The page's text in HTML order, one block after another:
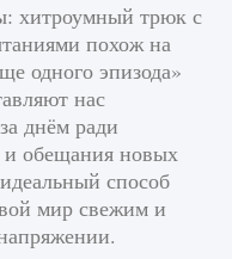
Delta
0 0
хитроумный трюк с
похож на
одного эпизода»
нас
днём ради
и обещания новых
способ
мир свежим и